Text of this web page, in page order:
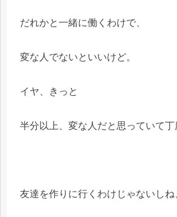
だれかと一緒に働くわけで、
変な人でないといいけど。
イヤ、きっと
半分以上、変な人だと思っていて丁
友達を作りに行くわけじゃないしね